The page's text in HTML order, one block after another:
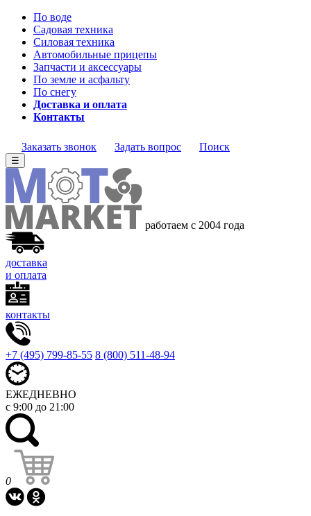
По воде
Садовая техника
Силовая техника
Автомобильные прицепы
Запчасти и аксессуары
По земле и асфальту
По снегу
Доставка и оплата
Контакты
Заказать звонок Задать вопрос Поиск
☰
работаем с 2004 года
доставка
и оплата
контакты
+7 (495) 799-85-55 8 (800) 511-48-94
ЕЖЕДНЕВНО
с 9:00 до 21:00
0